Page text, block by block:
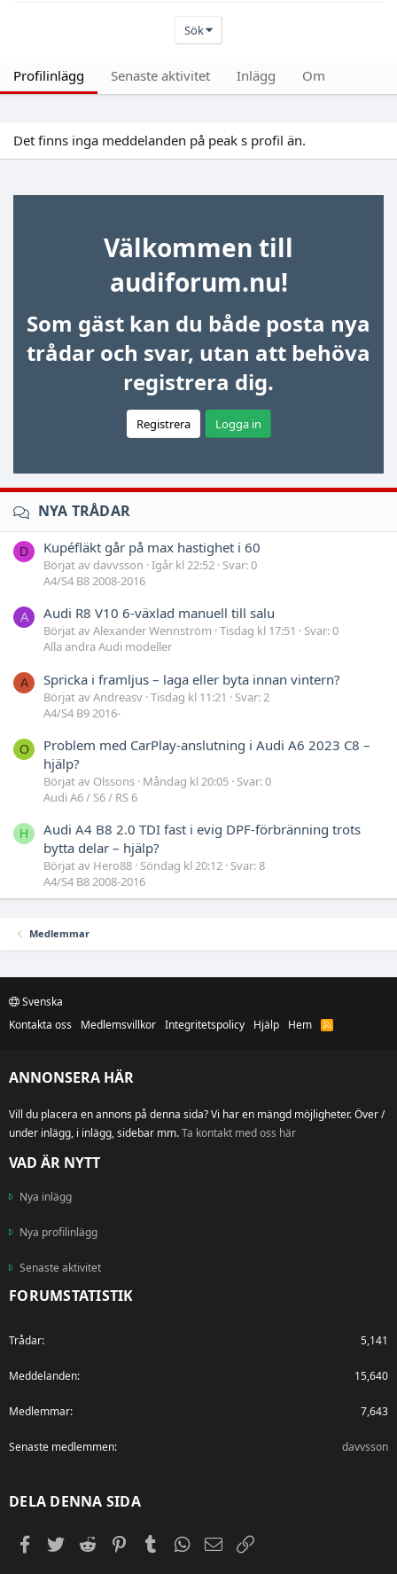
Sök
Profilinlägg Senaste aktivitet Inlägg Om
Det finns inga meddelanden på peak s profil än.
Välkommen till
audiforum.nu!
Som gäst kan du både posta nya
trådar och svar, utan att behöva
registrera dig.
Registrera Logga in
NYA TRÅDAR
D Kupéfläkt går på max hastighet i 60
Börjat av davvsson Igår kl 22:52 Svar: 0
A4/S4 B8 2008-2016
A Audi R8 V10 6-växlad manuell till salu
Börjat av Alexander Wennström Tisdag kl 17:51
Svar: 0
Alla andra Audi modeller
A Spricka i framljus – laga eller byta innan vintern?
Börjat av Andreasv Tisdag kl 11:21
Svar: 2
A4/S4 B9 2016-
O
Problem med CarPlay-anslutning i Audi A6 2023 C8 –
hjälp?
Börjat av Olssons Måndag kl 20:05 Svar: 0
Audi A6 / S6 / RS 6
H
Audi A4 B8 2.0 TDI fast i evig DPF-förbränning trots
bytta delar – hjälp?
Börjat av Hero88 Söndag kl 20:12 Svar: 8
A4/S4 B8 2008-2016
Medlemmar
Svenska
Kontakta oss
Medlemsvillkor Integritetspolicy Hjälp Hem
R
ANNONSERA HÄR
Vill du placera en annons på denna sida? Vi har en mängd möjligheter. Över /
under inlägg, i inlägg, sidebar mm.Ta kontakt med oss här
VAD ÄR NYTT
Nya inlägg
Nya profilinlägg
Senaste aktivitet
FORUMSTATISTIK
Trådar 5,141
Meddelanden 15,640
Medlemmar 7,643
Senaste medlemmen davvsson
DELA DENNA SIDA
Facebook
TwitterReddit PinterestTumblrWhatsApp
E-postLänk